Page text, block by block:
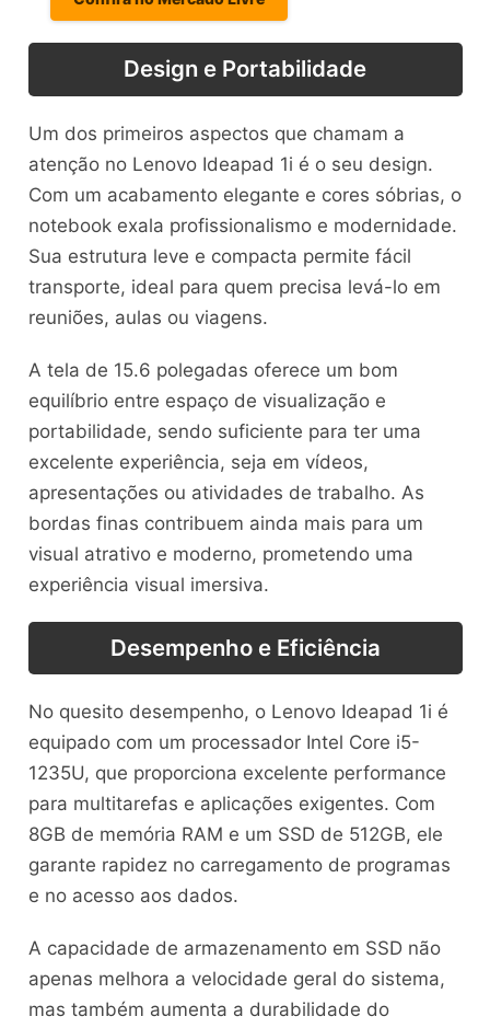
Design e Portabilidade
Um dos primeiros aspectos que chamam a
atenção no Lenovo Ideapad 1i é o seu design.
Com um acabamento elegante e cores sóbrias, o
notebook exala profissionalismo e modernidade.
Sua estrutura leve e compacta permite fácil
transporte, ideal para quem precisa levá-lo em
reuniões, aulas ou viagens.
A tela de 15.6 polegadas oferece um bom
equilíbrio entre espaço de visualização e
portabilidade, sendo suficiente para ter uma
excelente experiência, seja em vídeos,
apresentações ou atividades de trabalho. As
bordas finas contribuem ainda mais para um
visual atrativo e moderno, prometendo uma
experiência visual imersiva.
Desempenho e Eficiência
No quesito desempenho, o Lenovo Ideapad 1i é
equipado com um processador Intel Core i5-
1235U, que proporciona excelente performance
para multitarefas e aplicações exigentes. Com
8GB de memória RAM e um SSD de 512GB, ele
garante rapidez no carregamento de programas
e no acesso aos dados.
A capacidade de armazenamento em SSD não
apenas melhora a velocidade geral do sistema,
mas também aumenta a durabilidade do